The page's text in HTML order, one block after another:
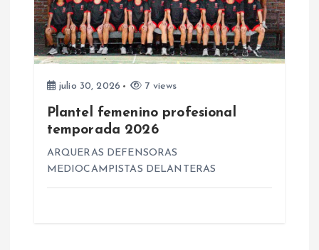
julio 30, 2026 7 views
Plantel femenino profesional
temporada 2026
ARQUERAS DEFENSORAS
MEDIOCAMPISTAS DELANTERAS